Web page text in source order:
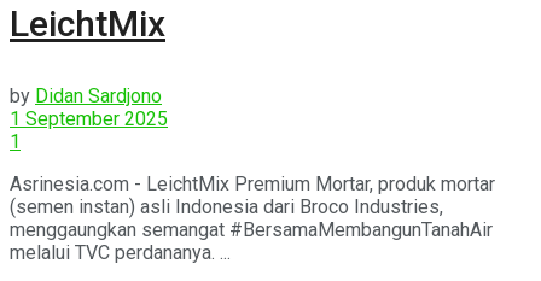
LeichtMix
by Didan Sardjono
1 September 2025
1
Asrinesia.com - LeichtMix Premium Mortar, produk mortar
(semen instan) asli Indonesia dari Broco Industries,
menggaungkan semangat #BersamaMembangunTanahAir
melalui TVC perdananya. ...